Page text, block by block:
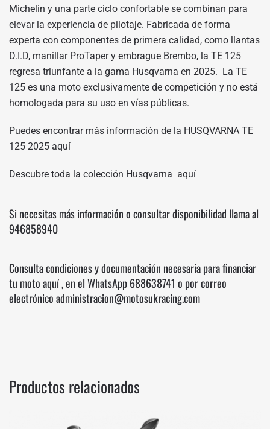
Michelin y una parte ciclo confortable se combinan para
elevar la experiencia de pilotaje. Fabricada de forma
experta con componentes de primera calidad, como llantas
D.I.D, manillar ProTaper y embrague Brembo, la TE 125
regresa triunfante a la gama Husqvarna en 2025. La TE
125 es una moto exclusivamente de competición y no está
homologada para su uso en vías públicas.
Puedes encontrar más información de la HUSQVARNA TE
125 2025 aquí
Descubre toda la colección Husqvarna aquí
Si necesitas más información o consultar disponibilidad llama al
946858940
Consulta condiciones y documentación necesaria para financiar
tu motoaquí, en el WhatsApp688638741 o por correo
electrónico administracion@motosukracing.com
Productos relacionados